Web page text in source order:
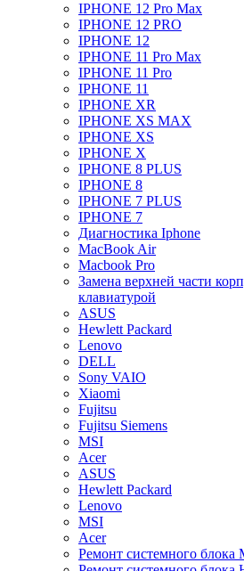
IPHONE 12 Pro Max
IPHONE 12 PRO
IPHONE 12
IPHONE 11 Pro Max
IPHONE 11 Pro
IPHONE 11
IPHONE XR
IPHONE XS MAX
IPHONE XS
IPHONE X
IPHONE 8 PLUS
IPHONE 8
IPHONE 7 PLUS
IPHONE 7
Диагностика Iphone
MacBook Air
Macbook Pro
Замена верхней части
клавиатурой
ASUS
Hewlett Packard
Lenovo
DELL
Sony VAIO
Xiaomi
Fujitsu
Fujitsu Siemens
MSI
Acer
ASUS
Hewlett Packard
Lenovo
MSI
Acer
Ремонт системного блока